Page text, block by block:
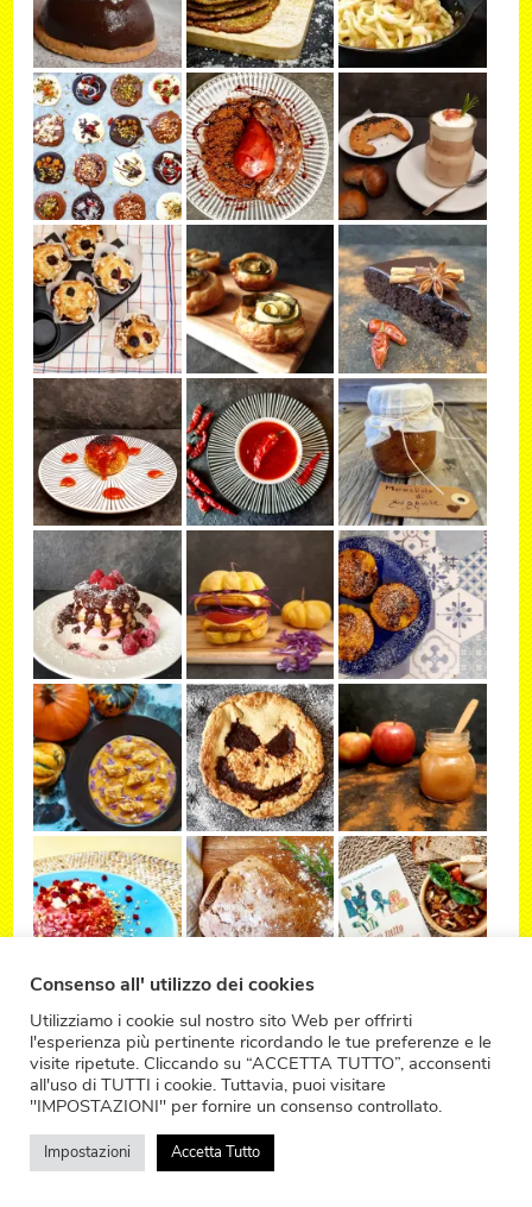
Consenso all' utilizzo dei cookies
Utilizziamo i cookie sul nostro sito Web per offrirti
l'esperienza più pertinente ricordando le tue preferenze e le
visite ripetute. Cliccando su “ACCETTA TUTTO”, acconsenti
all'uso di TUTTI i cookie. Tuttavia, puoi visitare
"IMPOSTAZIONI" per fornire un consenso controllato.
Impostazioni Accetta Tutto